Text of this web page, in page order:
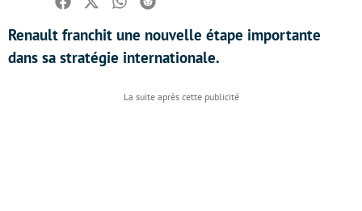
Facebook
TwitterWhatsapp
Reddit
Renault franchit une nouvelle étape importante
dans sa stratégie internationale.